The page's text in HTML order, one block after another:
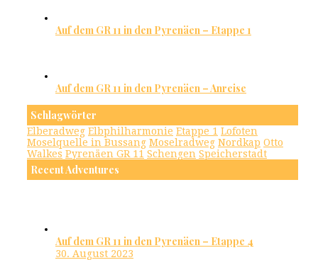
Auf dem GR 11 in den Pyrenäen – Etappe 1
Auf dem GR 11 in den Pyrenäen – Anreise
Schlagwörter
Elberadweg Elbphilharmonie Etappe 1 Lofoten
Moselquelle in Bussang Moselradweg Nordkap Otto
Walkes Pyrenäen GR 11 Schengen Speicherstadt
Recent Adventures
Auf dem GR 11 in den Pyrenäen – Etappe 4
30. August 2023